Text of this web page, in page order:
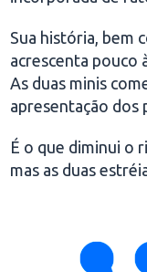
Sua história, bem
acrescenta pouco
As duas minis
apresentação dos
É o que diminui o
mas as duas